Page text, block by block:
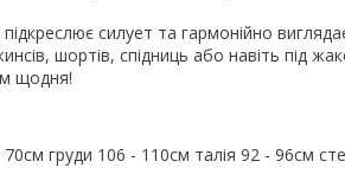
підкреслює силует та гармонійно
шортів, спідниць або навіть під
щодня!
груди 106 - 110см талія 92 - 96см